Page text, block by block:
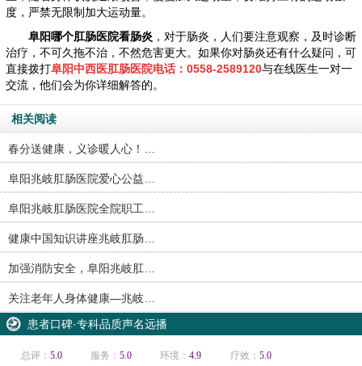
度，严禁无限制加大运动量。
阜阳哪个肛肠医院看肠炎 ，对于肠炎，人们要注意观察，及时诊断
治疗，不可久拖不治，不然危害更大。如果你对肠炎还有什么疑问，可
直接拨打阜阳中西医肛肠医院电话：0558-2589120与在线医生一对一
交流，他们会为你详细解答的。
相关阅读
春分送健康，义诊暖人心！…
阜阳兆岐肛肠医院爱心公益…
阜阳兆岐肛肠医院全院职工…
健康中国知识讲座兆岐肛肠…
加强消防安全，阜阳兆岐肛…
关注老年人身体健康—兆岐…
患者口碑·专科品质声名远播
总评：5.0 服务：5.0 环境：4.9 疗效： 5.0